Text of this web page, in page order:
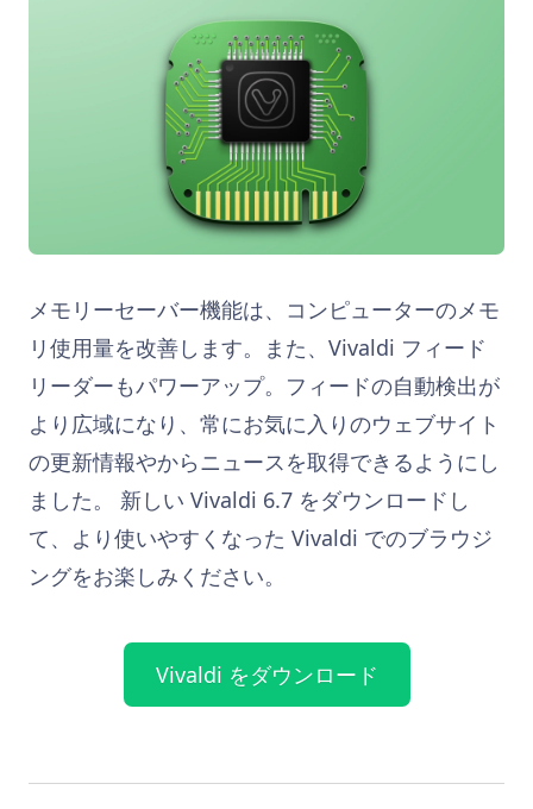
メモリーセーバー機能は、コンピューターのメモ
リ使用量を改善します。また、Vivaldi フィード
リーダーもパワーアップ。フィードの自動検出が
より広域になり、常にお気に入りのウェブサイト
の更新情報やからニュースを取得できるようにし
ました。 新しい Vivaldi 6.7 をダウンロードし
て、より使いやすくなった Vivaldi でのブラウジ
ングをお楽しみください。
Vivaldi をダウンロード